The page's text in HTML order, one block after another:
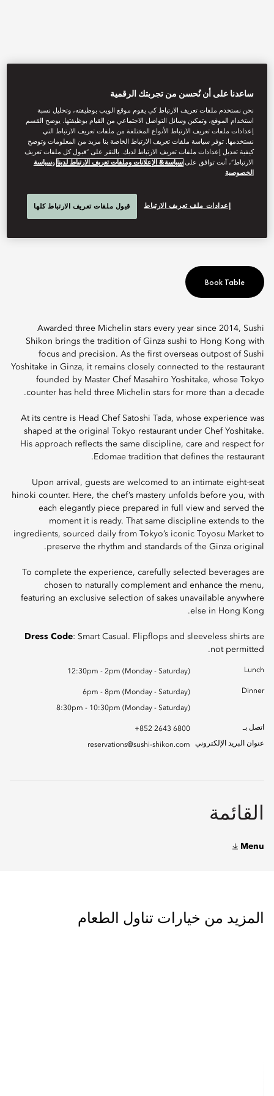
View All
SUSHI SHIKON
A three-star Michelin restaurant with quintessential Edo-style
Book Table
Awarded three Michelin stars every year since 2014, Sushi
Shikon brings the tradition of Ginza sushi to Hong Kong with
focus and precision. As the first overseas outpost of Sushi
Yoshitake in Ginza, it remains closely connected to the restaurant
founded by Master Chef Masahiro Yoshitake, whose Tokyo
counter has held three Michelin stars for more than a decade.
At its centre is Head Chef Satoshi Tada, whose experience was
shaped at the original Tokyo restaurant under Chef Yoshitake.
His approach reflects the same discipline, care and respect for
Edomae tradition that defines the restaurant.
Upon arrival, guests are welcomed to an intimate eight-seat
hinoki counter. Here, the chef’s mastery unfolds before you, with
each elegantly piece prepared in full view and served the
moment it is ready. That same discipline extends to the
ingredients, sourced daily from Tokyo’s iconic Toyosu Market to
preserve the rhythm and standards of the Ginza original.
To complete the experience, carefully selected beverages are
chosen to naturally complement and enhance the menu,
featuring an exclusive selection of sakes unavailable anywhere
else in Hong Kong.
Dress Code: Smart Casual. Flipflops and sleeveless shirts are
not permitted.
Lunch
12:30pm - 2pm (Monday - Saturday)
Dinner
6pm - 8pm (Monday - Saturday)
8:30pm - 10:30pm (Monday - Saturday)
اتصل بـ
+852 2643 6800
عنوان البريد الإلكتروني
reservations@sushi-shikon.com
القائمة
Menu
المزيد من خيارات تناول الطعام
ساعدنا على أن نُحسن من تجربتك الرقمية
نحن نستخدم ملفات تعريف الارتباط كي يقوم موقع الويب بوظيفته، وتحليل نسبة
استخدام الموقع، وتمكين وسائل التواصل الاجتماعي من القيام بوظيفتها. يوضح القسم
إعدادات ملفات تعريف الارتباط الأنواع المختلفة من ملفات تعريف الارتباط التي
نستخدمها. توفر سياسة ملفات تعريف الارتباط الخاصة بنا مزيد من المعلومات وتوضح
كيفية تعديل إعدادات ملفات تعريف الارتباط لديك. بالنقر على “قبول كل ملفات تعريف
الارتباط”، أنت توافق علىسياسة& الإعلانات وملفات تعريف الارتباط لدينا وسياسة
الخصوصية
إعدادات ملف تعريف الارتباط قبول ملفات تعريف الارتباط كلها